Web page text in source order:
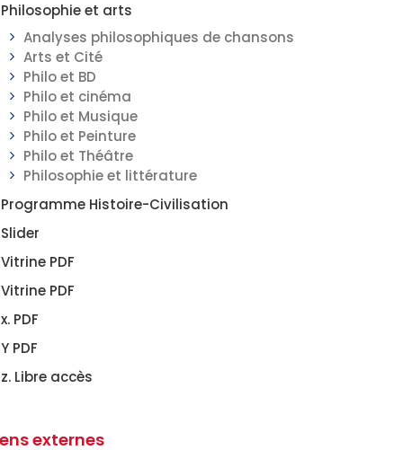
Philosophie et arts
Analyses philosophiques de chansons
Arts et Cité
Philo et BD
Philo et cinéma
Philo et Musique
Philo et Peinture
Philo et Théâtre
Philosophie et littérature
Programme Histoire-Civilisation
Slider
Vitrine PDF
Vitrine PDF
x. PDF
Y PDF
z. Libre accès
externes